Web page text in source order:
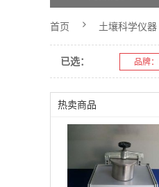
首页 土壤科学仪器
已选： 品牌
热卖商品